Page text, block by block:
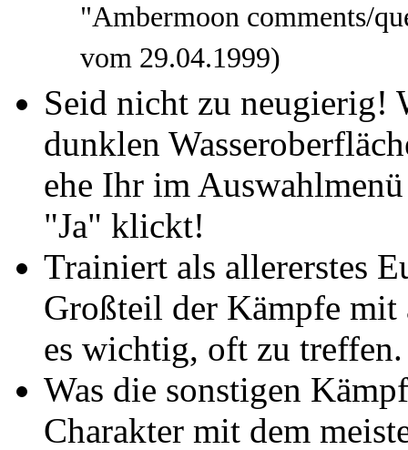
"Ambermoon comments/
vom 29.04.1999)
Seid nicht zu neugierig!
dunklen
ehe Ihr im
"Ja" klickt!
Trainiert als allererstes
Großteil der Kämpfe mit
es wichtig, oft zu treffen.
Was die sonstigen
Charakter mit dem